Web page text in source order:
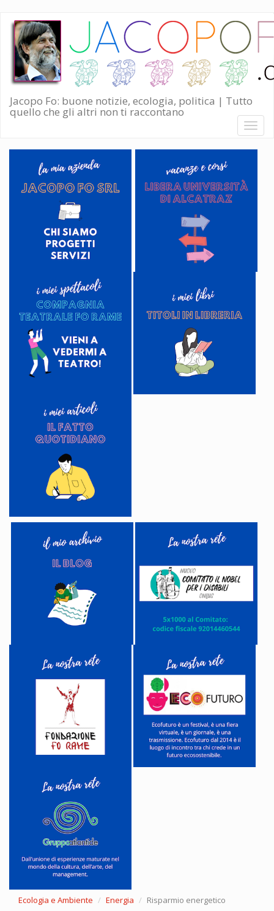
Salta
contenuto
principale
Jacopo Fo: buone notizie, ecologia, politica | Tutto
quello che gli altri non ti raccontano
Toggle
Ecologia e Ambiente Energia Risparmio energetico